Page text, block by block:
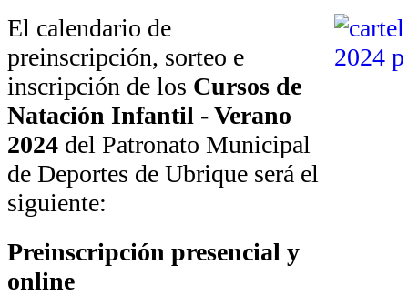
El calendario de
preinscripción, sorteo e
inscripción de los Cursos de
Natación Infantil - Verano
2024 del Patronato Municipal
de Deportes de Ubrique será el
siguiente:
Preinscripción presencial y
online